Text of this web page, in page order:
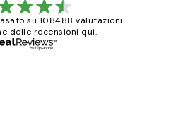
su 108488 valutazioni.
delle recensioni qui.